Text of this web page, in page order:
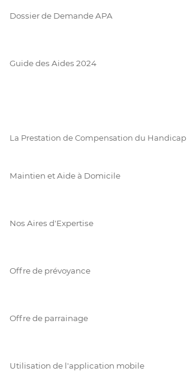
Dossier de Demande APA
Guide des Aides 2024
La Prestation de Compensation du Handicap
Maintien et Aide à Domicile
Nos Aires d'Expertise
Offre de prévoyance
Offre de parrainage
Utilisation de l'application mobile